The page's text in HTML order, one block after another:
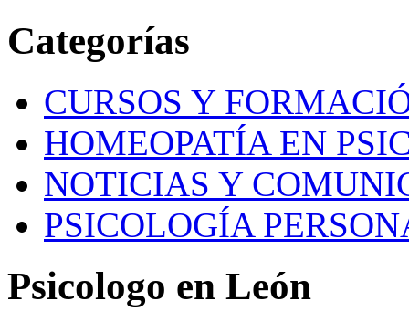
Categorías
CURSOS Y
HOMEOPATÍA EN
NOTICIAS Y
PSICOLOGÍA
Psicologo en León